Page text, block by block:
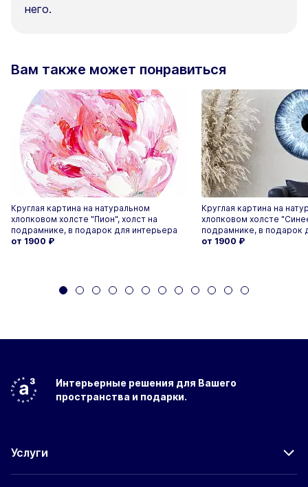
него.
Вам также может понравиться
Круглая картина на натуральном
хлопковом холсте "Пион", холст на
подрамнике, в подарок для интерьера
от 1900 ₽
Круглая картина на
хлопковом холсте
подрамнике, в подарок
от 1900 ₽
Интерьерные решения для Вашего
пространства и подарки.
Услуги